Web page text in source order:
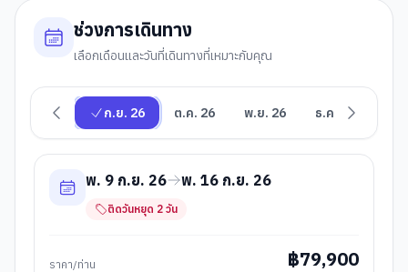
ช่วงการเดินทาง
เลือกเดือนและวันที่เดินทางที่เหมาะกับคุณ
ก.ย. 26 ต.ค. 26 พ.ย. 26 ธ.ค. 26
พ. 9 ก.ย. 26 พ. 16 ก.ย. 26
ติดวันหยุด 2 วัน
ราคา/ท่าน ฿79,900